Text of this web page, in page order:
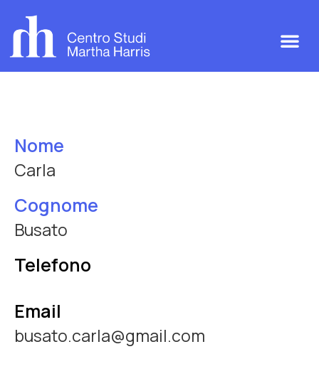
Nome
Carla
Cognome
Busato
Telefono
Email
busato.carla@gmail.com